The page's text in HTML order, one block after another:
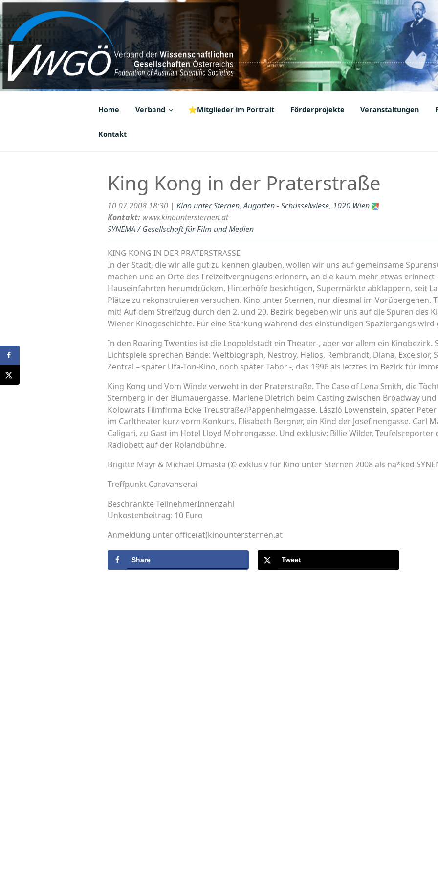
Zum
Inhalt
springen
VWGÖ
Federation of Austrian Scientific Societies
Home Verband ⭐Mitglieder im Portrait Förderprojekte Veranstaltungen
Kontakt
King Kong in der Praterstraße
10.07.2008 18:30 | Kino unter Sternen, Augarten - Schüsselwiese, 1020 Wien
Kontakt: www.kinountersternen.at
SYNEMA / Gesellschaft für Film und Medien
KING KONG IN DER PRATERSTRASSE
In der Stadt, die wir alle gut zu kennen glauben, wollen wir uns auf gemeinsame
machen und an Orte des Freizeitvergnügens erinnern, an die kaum mehr etwas erinnert
Hauseinfahrten herumdrücken, Hinterhöfe besichtigen, Supermärkte abklappern, seit
Plätze zu rekonstruieren versuchen. Kino unter Sternen, nur diesmal im Vorübergehen.
mit! Auf dem Streifzug durch den 2. und 20. Bezirk begeben wir uns auf die Spuren des
Wiener Kinogeschichte. Für eine Stärkung während des einstündigen Spaziergangs wird
In den Roaring Twenties ist die Leopoldstadt ein Theater-, aber vor allem ein Kinobezirk.
Lichtspiele sprechen Bände: Weltbiograph, Nestroy, Helios, Rembrandt, Diana, Excelsior,
Zentral – später Ufa-Ton-Kino, noch später Tabor -, das 1996 als letztes im Bezirk für
King Kong und Vom Winde verweht in der Praterstraße. The Case of Lena Smith, die
Sternberg in der Blumauergasse. Marlene Dietrich beim Casting zwischen Broadway und
Kolowrats Filmfirma Ecke Treustraße/Pappenheimgasse. László Löwenstein, später
im Carltheater kurz vorm Konkurs. Elisabeth Bergner, ein Kind der Josefinengasse. Carl
Caligari, zu Gast im Hotel Lloyd Mohrengasse. Und exklusiv: Billie Wilder, Teufelsreporter
Radiobett auf der Rolandbühne.
Brigitte Mayr & Michael Omasta (© exklusiv für Kino unter Sternen 2008 als na*ked
Treffpunkt Caravanserai
Beschränkte TeilnehmerInnenzahl
Unkostenbeitrag: 10 Euro
Anmeldung unter office(at)kinountersternen.at
Share Tweet